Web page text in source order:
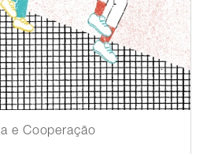
e Cooperação